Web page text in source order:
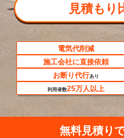
見積もり
電気代削減
施工会社に直接依頼
お断り代行あり
利用者数25万人以上
無料見積り